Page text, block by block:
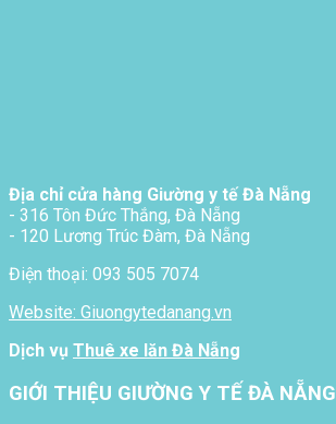
Địa chỉ cửa hàng Giường y tế Đà Nẵng
- 316 Tôn Đức Thắng, Đà Nẵng
- 120 Lương Trúc Đàm, Đà Nẵng
Điện thoại: 093 505 7074
Website: Giuongytedanang.vn
Dịch vụ Thuê xe lăn Đà Nẵng
GIỚI THIỆU GIƯỜNG Y TẾ ĐÀ NẴNG